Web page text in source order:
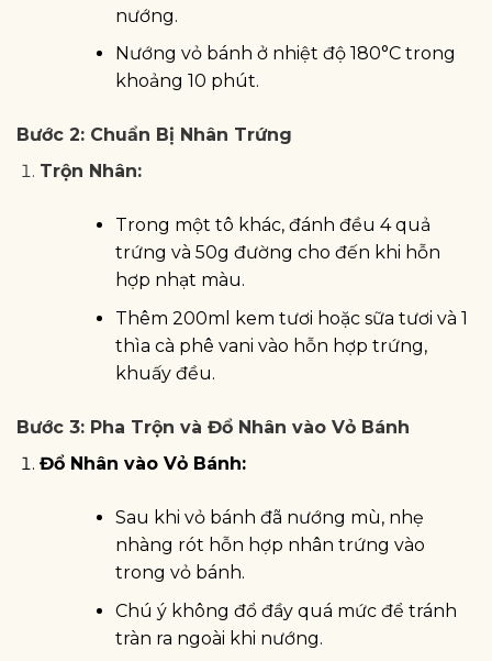
nướng.
Nướng vỏ bánh ở nhiệt độ 180°C trong
khoảng 10 phút.
Bước 2: Chuẩn Bị Nhân Trứng
Trộn Nhân:
Trong một tô khác, đánh đều 4 quả
trứng và 50g đường cho đến khi hỗn
hợp nhạt màu.
Thêm 200ml kem tươi hoặc sữa tươi và 1
thìa cà phê vani vào hỗn hợp trứng,
khuấy đều.
Bước 3: Pha Trộn và Đổ Nhân vào Vỏ Bánh
Đổ Nhân vào Vỏ Bánh:
Sau khi vỏ bánh đã nướng mù, nhẹ
nhàng rót hỗn hợp nhân trứng vào
trong vỏ bánh.
Chú ý không đổ đầy quá mức để tránh
tràn ra ngoài khi nướng.